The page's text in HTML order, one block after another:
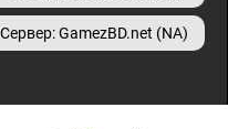
Сервер: GamezBD.net (NA)